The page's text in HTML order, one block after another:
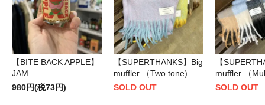
【BITE BACK APPLE】
JAM
980円(税73円)
【SUPERTHANKS】Big
muffler （Two tone)
SOLD OUT
【
muffler （
SOLD OUT